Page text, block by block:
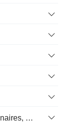
Résultat net pour les actionnaires ordinaires, éléments exceptionnels inclus.